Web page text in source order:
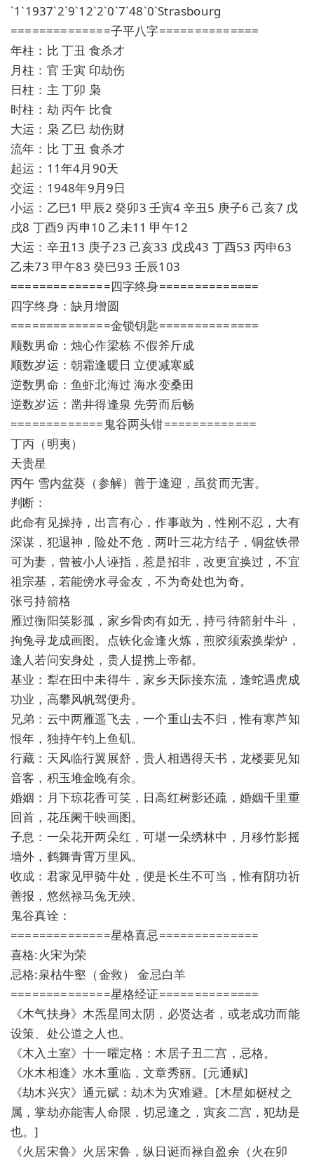
`1`1937`2`9`12`2`0`7`48`0`Strasbourg
==============子平八字==============
年柱：比 丁丑 食杀才
月柱：官 壬寅 印劫伤
日柱：主 丁卯 枭
时柱：劫 丙午 比食
大运：枭 乙巳 劫伤财
流年：比 丁丑 食杀才
起运：11年4月90天
交运：1948年9月9日
小运：乙巳1 甲辰2 癸卯3 壬寅4 辛丑5 庚子6 己亥7 戊
戌8 丁酉9 丙申10 乙未11 甲午12
大运：辛丑13 庚子23 己亥33 戊戌43 丁酉53 丙申63
乙未73 甲午83 癸巳93 壬辰103
==============四字终身==============
四字终身：缺月增圆
==============金锁钥匙==============
顺数男命：烛心作梁栋 不假斧斤成
顺数岁运：朝霜逢暖日 立便减寒威
逆数男命：鱼虾北海过 海水变桑田
逆数岁运：凿井得逢泉 先劳而后畅
=============鬼谷两头钳=============
丁丙（明夷）
天贵星
丙午 雪内盆葵（参解）善于逢迎，虽贫而无害。
判断：
此命有见操持，出言有心，作事敢为，性刚不忍，大有
深谋，犯退神，险处不危，两叶三花方结子，铜盆铁帚
可为妻，曾被小人诬指，惹是招非，改更宜换过，不宜
祖宗基，若能傍水寻金友，不为奇处也为奇。
张弓持箭格
雁过衡阳笑影孤，家乡骨肉有如无，持弓待箭射牛斗，
拘兔寻龙成画图。点铁化金逢火炼，煎胶须索换柴炉，
逢人若问安身处，贵人提携上帝都。
基业：犁在田中未得牛，家乡天际接东流，逢蛇遇虎成
功业，高攀风帆驾便舟。
兄弟：云中两雁遥飞去，一个重山去不归，惟有寒芦知
恨年，独持午钓上鱼矶。
行藏：天风临行翼展舒，贵人相遇得天书，龙楼要见知
音客，积玉堆金晚有余。
婚姻：月下琼花香可笑，日高红树影还疏，婚姻千里重
回首，花压阑干映画图。
子息：一朵花开两朵红，可堪一朵绣林中，月移竹影摇
墙外，鹤舞青霄万里风。
收成：君家见甲骑牛处，便是长生不可当，惟有阴功祈
善报，悠然禄马兔无殃。
鬼谷真诠：
==============星格喜忌==============
喜格:火宋为荣
忌格:泉枯牛壑（金救） 金忌白羊
==============星格经证==============
《木气扶身》木炁星同太阴，必贤达者，或老成功而能
设策、处公道之人也。
《木入土室》十一曜定格：木居子丑二宫，忌格。
《水木相逢》水木重临，文章秀丽。[元通赋]
《劫木兴灾》通元赋：劫木为灾难避。[木星如梃杖之
属，掌劫亦能害人命限，切忌逢之，寅亥二宫，犯劫是
也。]
《火居宋鲁》火居宋鲁，纵日诞而禄自盈余（火在卯